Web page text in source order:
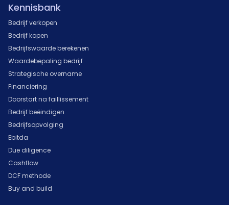
Kennisbank
Bedrijf verkopen
Bedrijf kopen
Bedrijfswaarde berekenen
Waardebepaling bedrijf
Strategische overname
Financiering
Doorstart na faillissement
Bedrijf beëindigen
Bedrijfsopvolging
Ebitda
Due diligence
Cashflow
DCF methode
Buy and build